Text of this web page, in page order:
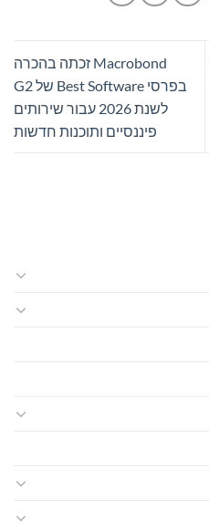
Macrobond זכתה בהכרה
בפרסי Best Software של G2
לשנת 2026 עבור שירותים
פיננסיים ותוכנות חדשות